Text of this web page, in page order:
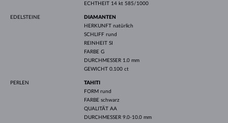
ECHTHEIT 14 kt 585/1000
EDELSTEINE
DIAMANTEN
HERKUNFT natürlich
SCHLIFF rund
REINHEIT SI
FARBE G
DURCHMESSER 1.0 mm
GEWICHT 0.100 ct
PERLEN
TAHITI
FORM rund
FARBE schwarz
QUALITÄT AA
DURCHMESSER 9.0-10.0 mm